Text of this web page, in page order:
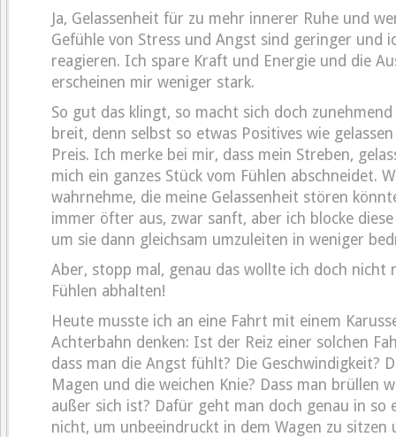
Ja, Gelassenheit für zu mehr innerer Ruhe und
Gefühle von Stress und Angst sind geringer und
reagieren. Ich spare Kraft und Energie und die
erscheinen mir weniger stark.
So gut das klingt, so macht sich doch
breit, denn selbst so etwas Positives wie
Preis. Ich merke bei mir, dass mein Streben,
mich ein ganzes Stück vom Fühlen abschneidet.
wahrnehme, die meine Gelassenheit stören
immer öfter aus, zwar sanft, aber ich blocke
um sie dann gleichsam umzuleiten in weniger
Aber, stopp mal, genau das wollte ich doch nicht
Fühlen abhalten!
Heute musste ich an eine Fahrt mit einem
Achterbahn denken: Ist der Reiz einer solchen
dass man die Angst fühlt? Die Geschwindigkeit?
Magen und die weichen Knie? Dass man brüllen
außer sich ist? Dafür geht man doch genau in so
nicht, um unbeeindruckt in dem Wagen zu sitzen